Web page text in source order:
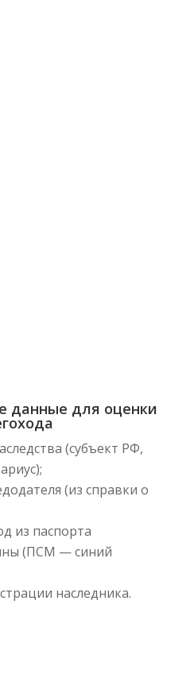
данные для оценки
(субъект РФ,
(из справки о
из паспорта
(ПСМ — синий
наследника.